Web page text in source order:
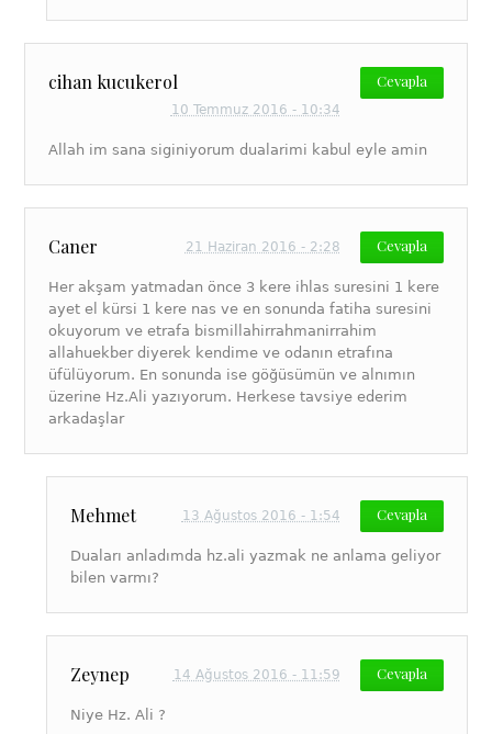
cihan kucukerol Cevapla
10 Temmuz 2016 - 10:34
Allah im sana siginiyorum dualarimi kabul eyle amin
Caner Cevapla
21 Haziran 2016 - 2:28
Her akşam yatmadan önce 3 kere ihlas suresini 1 kere
ayet el kürsi 1 kere nas ve en sonunda fatiha suresini
okuyorum ve etrafa bismillahirrahmanirrahim
allahuekber diyerek kendime ve odanın etrafına
üfülüyorum. En sonunda ise göğüsümün ve alnımın
üzerine Hz.Ali yazıyorum. Herkese tavsiye ederim
arkadaşlar
Mehmet Cevapla
13 Ağustos 2016 - 1:54
Duaları anladımda hz.ali yazmak ne anlama geliyor
bilen varmı?
Zeynep Cevapla
14 Ağustos 2016 - 11:59
Niye Hz. Ali ?